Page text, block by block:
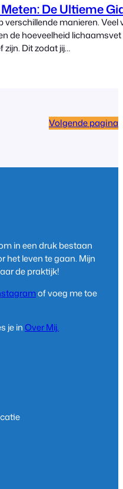
De Ultieme
manieren.
de hoeveelheid
Dit zodat jij…
Volgende pagina
in een druk bestaan
het leven te gaan. Mijn
de praktijk!
of voeg me toe
je inOver Mij.